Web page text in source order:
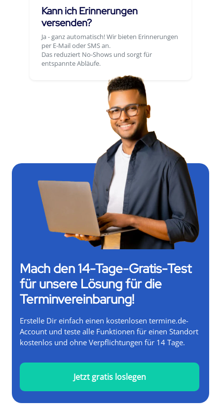
Kann ich Erinnerungen
versenden?
Ja - ganz automatisch! Wir bieten Erinnerungen
per E-Mail oder SMS an.
Das reduziert No-Shows und sorgt für
entspannte Abläufe.
Mach den 14-Tage-Gratis-Test
für unsere Lösung für die
Terminvereinbarung!
Erstelle Dir einfach einen kostenlosen termine.de-
Account und teste alle Funktionen für einen Standort
kostenlos und ohne Verpflichtungen für 14 Tage.
Jetzt gratis loslegen